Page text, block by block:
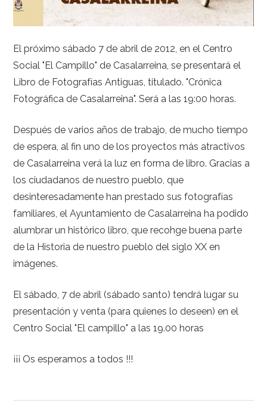
El próximo sábado 7 de abril de 2012, en el Centro
Social "El Campillo" de Casalarreina, se presentará el
Libro de Fotografías Antiguas, titulado. "Crónica
Fotográfica de Casalarreina". Será a las 19:00 horas.
Después de varios años de trabajo, de mucho tiempo
de espera, al fin uno de los proyectos más atractivos
de Casalarreina verá la luz en forma de libro. Gracias a
los ciudadanos de nuestro pueblo, que
desinteresadamente han prestado sus fotografías
familiares, el Ayuntamiento de Casalarreina ha podido
alumbrar un histórico libro, que recohge buena parte
de la Historia de nuestro pueblo del siglo XX en
imágenes.
El sábado, 7 de abril (sábado santo) tendrá lugar su
presentación y venta (para quienes lo deseen) en el
Centro Social "El campillo" a las 19.00 horas
¡¡¡ Os esperamos a todos !!!